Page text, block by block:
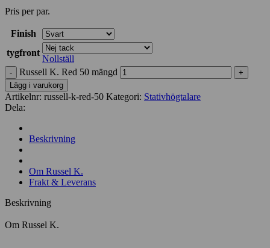
Pris per par.
Finish
tygfront
Nollställ
Russell K. Red 50 mängd
Lägg i varukorg
Artikelnr: russell-k-red-50 Kategori: Stativhögtalare
Dela:
Beskrivning
Om Russel K.
Frakt & Leverans
Beskrivning
Om Russel K.